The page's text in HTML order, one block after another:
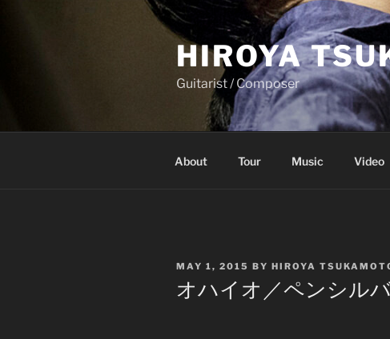
HIROYA
Guitarist / Composer
About Tour Music Video
POSTED
MAY 1, 2015 BY HIROYA
オハイオ／ペンシル